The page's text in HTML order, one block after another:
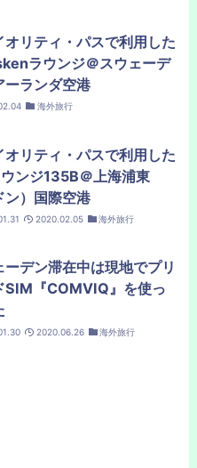
オリティ・パスで利用した
ラウンジ＠スウェーデ
ーランダ空港
海外旅行
オリティ・パスで利用した
ンジ135B＠上海浦東
ン）国際空港
2020.02.05 海外旅行
ーデン滞在中は現地でプリ
SIM『COMVIQ』を使っ
2020.06.26 海外旅行